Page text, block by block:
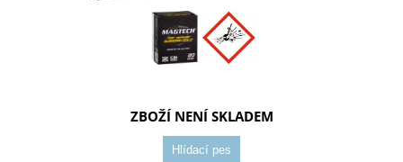
ZBOŽÍ NENÍ SKLADEM